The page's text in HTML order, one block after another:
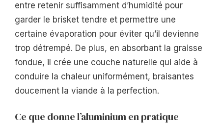
entre retenir suffisamment d’humidité pour
garder le brisket tendre et permettre une
certaine évaporation pour éviter qu’il devienne
trop détrempé. De plus, en absorbant la graisse
fondue, il crée une couche naturelle qui aide à
conduire la chaleur uniformément, braisantes
doucement la viande à la perfection.
Ce que donne l’aluminium en pratique